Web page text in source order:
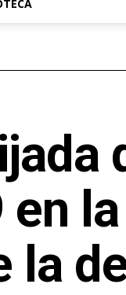
en
la